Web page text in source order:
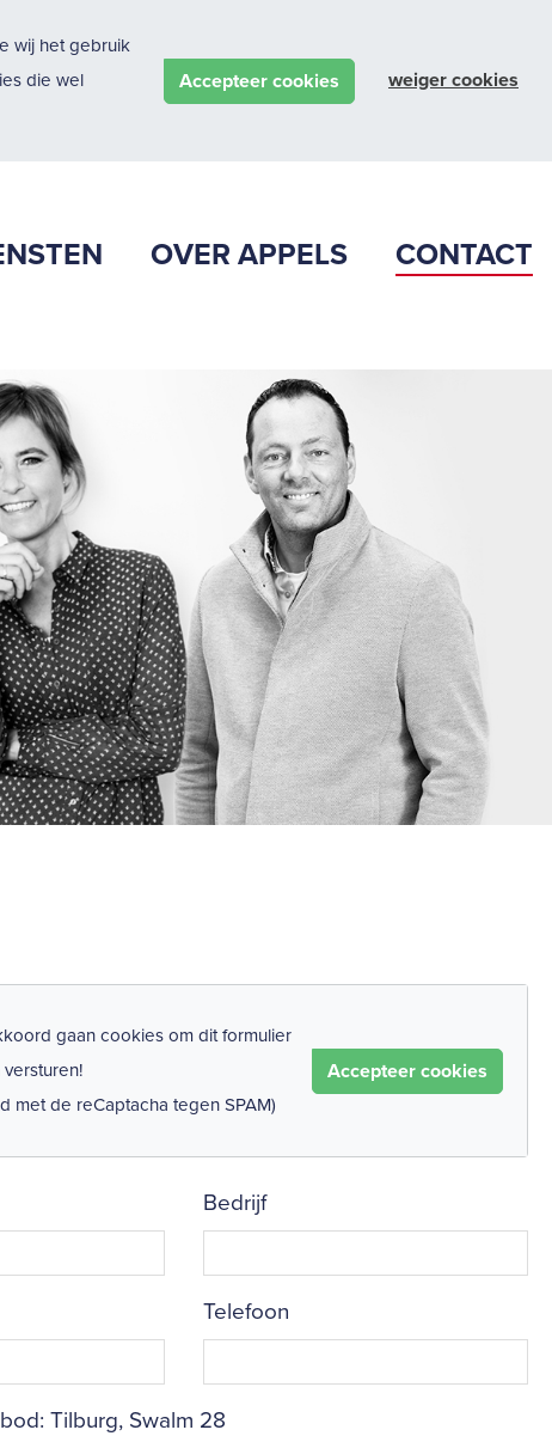
wij het gebruik
die wel
Accepteer cookies weiger cookies
OVER APPELS CONTACT
gaan cookies om dit formulier
met de reCaptacha tegen SPAM)
Accepteer cookies
Bedrijf
Telefoon
Tilburg, Swalm 28